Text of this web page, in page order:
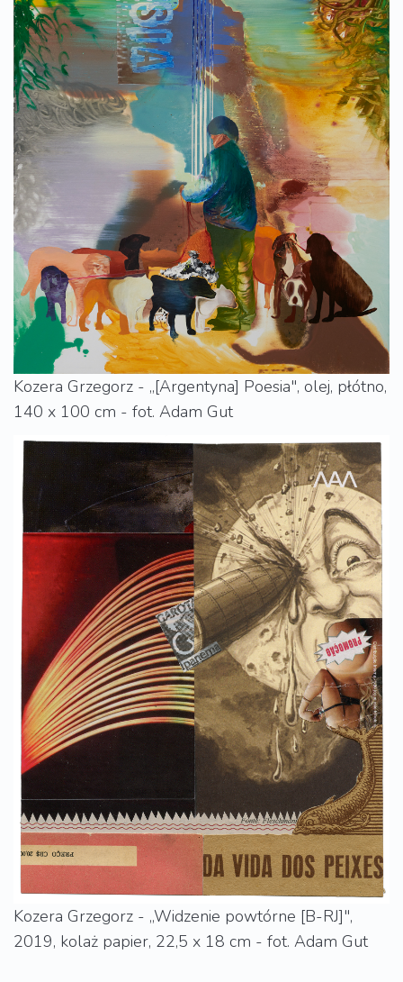
Kozera Grzegorz - „[Argentyna] Poesia", olej, płótno,
140 x 100 cm - fot. Adam Gut
Kozera Grzegorz - „Widzenie powtórne [B-RJ]",
2019, kolaż papier, 22,5 x 18 cm - fot. Adam Gut